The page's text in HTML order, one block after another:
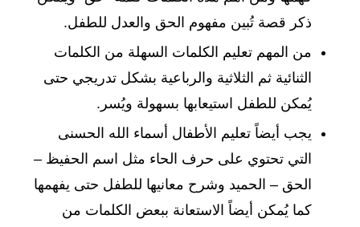
ذكر قصة تُبين مفهوم الحق والعدل للطفل.
من المهم تعليم الكلمات السهلة من الكلمات
الثنائية ثم الثلاثية والرباعية بشكل تدريجي حتى
يُمكن للطفل استيعابها بسهولة ويُسر.
يجب أيضاً تعليم الأطفال أسماء الله الحسنى
التي تحتوي على حرف الحاء مثل اسم الحفيظ –
الحق – الحميد وشرح معانيها للطفل حتى يفهمها
كما يُمكن أيضاً الاستعانة ببعض الكلمات من